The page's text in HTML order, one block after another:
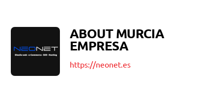
ABOUTMURCIA
EMPRESA
https://neonet.es